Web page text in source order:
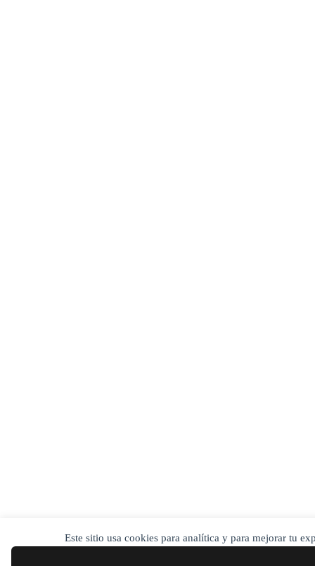
Este sitio usa cookies para analítica y para mejorar tu